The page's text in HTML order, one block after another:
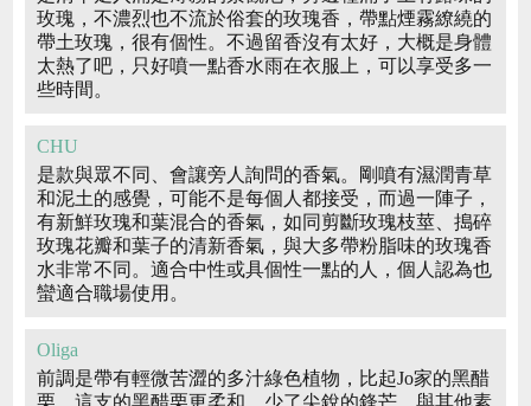
玫瑰，不濃烈也不流於俗套的玫瑰香，帶點煙霧繚繞的
帶土玫瑰，很有個性。不過留香沒有太好，大概是身體
太熱了吧，只好噴一點香水雨在衣服上，可以享受多一
些時間。
CHU
是款與眾不同、會讓旁人詢問的香氣。剛噴有濕潤青草
和泥土的感覺，可能不是每個人都接受，而過一陣子，
有新鮮玫瑰和葉混合的香氣，如同剪斷玫瑰枝莖、搗碎
玫瑰花瓣和葉子的清新香氣，與大多帶粉脂味的玫瑰香
水非常不同。適合中性或具個性一點的人，個人認為也
蠻適合職場使用。
Oliga
前調是帶有輕微苦澀的多汁綠色植物，比起Jo家的黑醋
栗，這支的黑醋栗更柔和，少了尖銳的鋒芒，與其他素